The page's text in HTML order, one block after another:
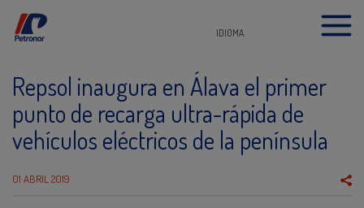
IDIOMA
Repsol inaugura en Álava el primer
punto de recarga ultra-rápida de
vehículos eléctricos de la península
01 ABRIL 2019